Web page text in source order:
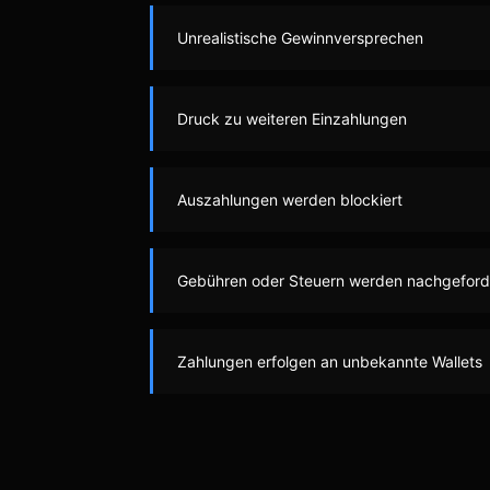
Unrealistische Gewinnversprechen
Druck zu weiteren Einzahlungen
Auszahlungen werden blockiert
Gebühren oder Steuern werden
Zahlungen erfolgen an unbekannte Wallets